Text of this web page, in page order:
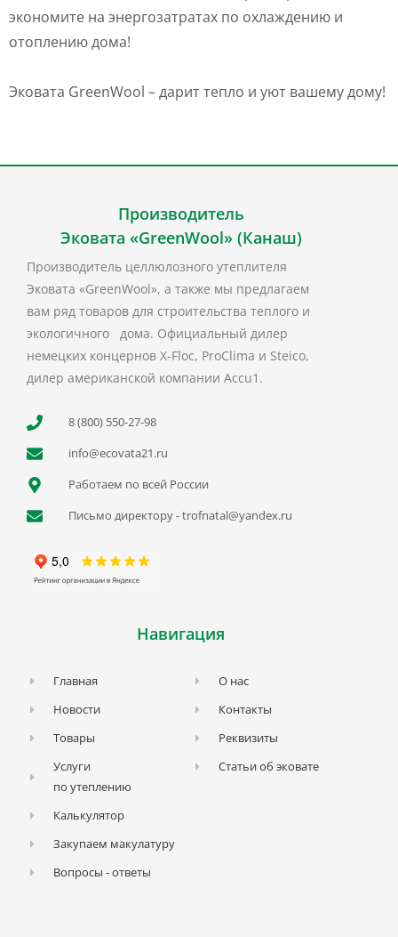
экономите на энергозатратах по охлаждению и
отоплению дома!
Эковата GreenWool – дарит тепло и уют вашему дому!
Производитель
Эковата «GreenWool» (Канаш)
Производитель целлюлозного утеплителя
Эковата «GreenWool», а также мы предлагаем
вам ряд товаров для строительства теплого и
экологичного дома. Официальный дилер
немецких концернов X-Floc, ProClima и Steico,
дилер американской компании Accu1.
8 (800) 550-27-98
info@ecovata21.ru
Работаем по всей России
Письмо директору - trofnatal@yandex.ru
Навигация
Главная
Новости
Товары
Услуги
по утеплению
Калькулятор
Закупаем макулатуру
Вопросы - ответы
О нас
Контакты
Реквизиты
Статьи об эковате